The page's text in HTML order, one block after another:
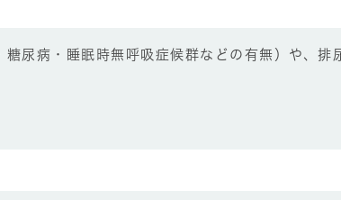
尿病・睡眠時無呼吸症候群などの有無）や、 排